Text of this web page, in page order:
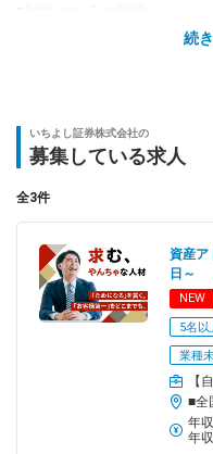
をお任せする場合もあります
＼未経験でも安心！／
入社後は、フォローアップ
後に東京都にある本社で5
を学んでいただいてから本
※資格取得のための教材や
べて会社が負担します。
▼8:00 始業 全社ミーティ
NY市場や国内株式市場など
続
いちよし証券株式会社の
募集している求人
全3件
資産ア
日～
NEW
5名以
業種
年収